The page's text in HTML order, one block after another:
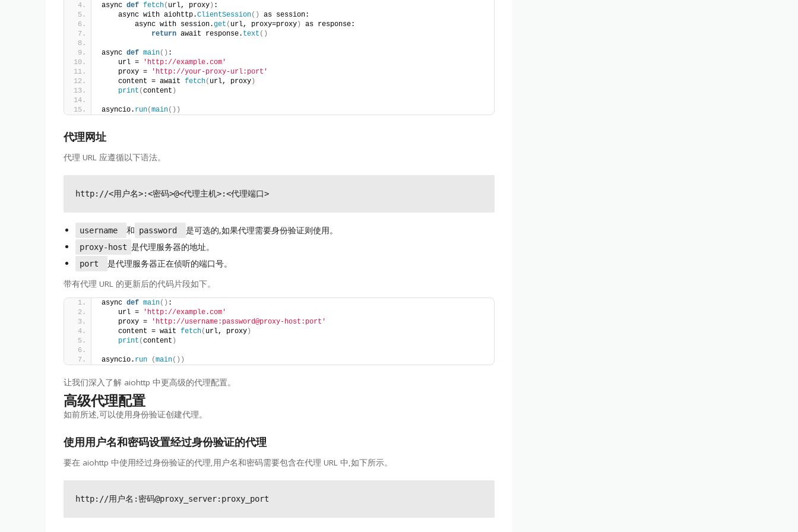
async def fetch( url, proxy) :
    async with aiohttp.
ClientSession()
as session:
        async with session.
get ( url, proxy=proxy)
as response:
return await response. text ()
async def main() :
    url =
'http://example.com'
    proxy =
'http://your-proxy-url:port'
    content = await
fetch( url, proxy)
print (content )
asyncio. run(main())
代理网址
代理 URL 应遵循以下语法。
username 和 password 是可选的,如果代理需要身份验证则使用。
proxy-host 是代理服务器的地址。
port 是代理服务器正在侦听的端口号。
带有代理 URL 的更新后的代码片段如下。
async def main() :
    url =
'http://example.com'
    proxy =
'http://username:password@proxy-host:port'
    content = wait
fetch( url, proxy )
print (content )
asyncio. run (main())
让我们深入了解 aiohttp 中更高级的代理配置。
高级代理配置
如前所述,可以使用身份验证创建代理。
使用用户名和密码设置经过身份验证的代理
要在 aiohttp 中使用经过身份验证的代理,用户名和密码需要包含在代理 URL 中,如下所示。